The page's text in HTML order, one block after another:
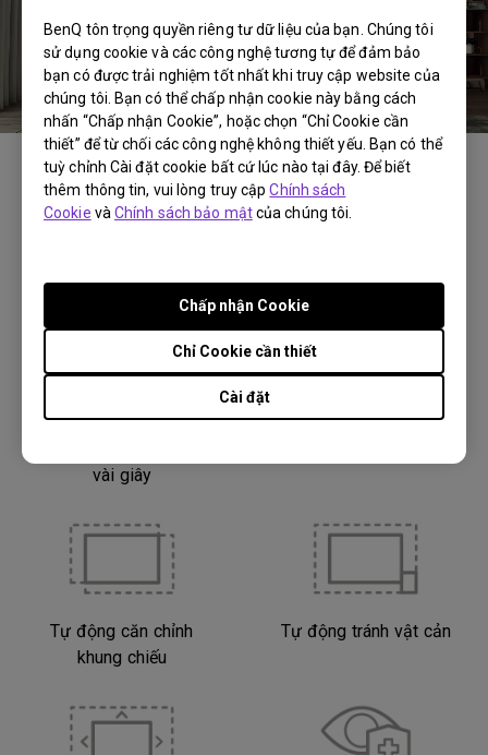
BenQ tôn trọng quyền riêng tư dữ liệu của bạn. Chúng tôi
sử dụng cookie và các công nghệ tương tự để đảm bảo
bạn có được trải nghiệm tốt nhất khi truy cập website của
chúng tôi. Bạn có thể chấp nhận cookie này bằng cách
nhấn “Chấp nhận Cookie”, hoặc chọn “Chỉ Cookie cần
thiết” để từ chối các công nghệ không thiết yếu. Bạn có thể
tuỳ chỉnh Cài đặt cookie bất cứ lúc nào tại đây. Để biết
thêm thông tin, vui lòng truy cậpChính sách
Cookie vàChính sách bảo mậtcủa chúng tôi.
Cài đặt
Chỉ Cookie cần thiết
Chấp nhận Cookie
Thu phóng kỹ thuật số
vài giây
Tự động căn chỉnh
khung chiếu
Tự động tránh vật cản